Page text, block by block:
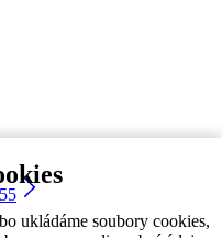
ukládáme soubory cookies,